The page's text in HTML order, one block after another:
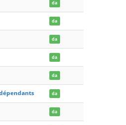
da
da
da
da
da
da
da